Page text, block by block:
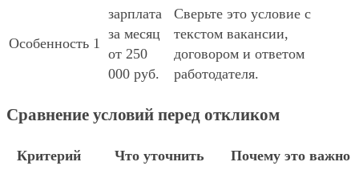
Особенность 1
зарплата
за месяц
от 250
000 руб.
Сверьте это условие с
текстом вакансии,
договором и ответом
работодателя.
Сравнение условий перед откликом
Критерий Что уточнить Почему это важно